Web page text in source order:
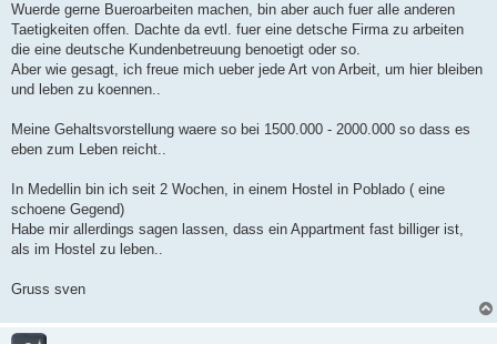
Wuerde gerne Bueroarbeiten machen, bin aber auch fuer alle anderen
Taetigkeiten offen. Dachte da evtl. fuer eine detsche Firma zu arbeiten
die eine deutsche Kundenbetreuung benoetigt oder so.
Aber wie gesagt, ich freue mich ueber jede Art von Arbeit, um hier bleiben
und leben zu koennen..
Meine Gehaltsvorstellung waere so bei 1500.000 - 2000.000 so dass es
eben zum Leben reicht..
In Medellin bin ich seit 2 Wochen, in einem Hostel in Poblado ( eine
schoene Gegend)
Habe mir allerdings sagen lassen, dass ein Appartment fast billiger ist,
als im Hostel zu leben..
Gruss sven